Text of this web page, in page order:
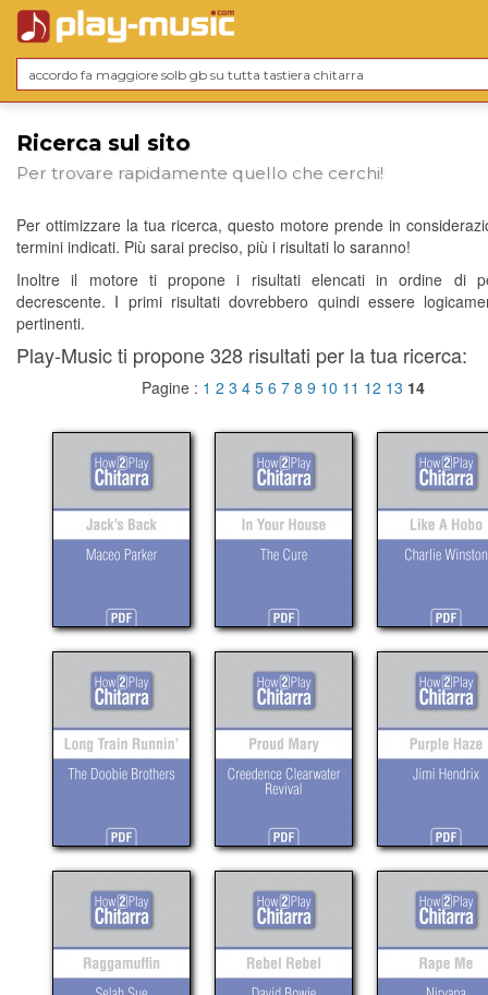
Ricerca sul sito
Per trovare rapidamente quello che cerchi!
Per ottimizzare la tua ricerca, questo motore prende in
termini indicati. Più sarai preciso, più i risultati lo saranno!
Inoltre il motore ti propone i risultati elencati in ordine di
decrescente. I primi risultati dovrebbero quindi essere
pertinenti.
Play-Music ti propone 328 risultati per la tua ricerca:
Pagine : 1 2 3 4 5 6 7 8 9 10 11 12 13 14